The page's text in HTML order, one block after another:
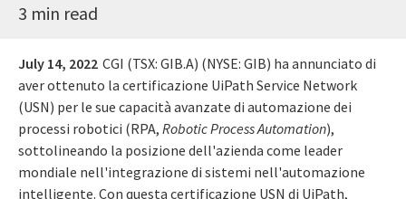
3 min read
July 14, 2022 CGI (TSX: GIB.A) (NYSE: GIB) ha annunciato di
aver ottenuto la certificazione UiPath Service Network
(USN) per le sue capacità avanzate di automazione dei
processi robotici (RPA, Robotic Process Automation),
sottolineando la posizione dell'azienda come leader
mondiale nell'integrazione di sistemi nell'automazione
intelligente. Con questa certificazione USN di UiPath,